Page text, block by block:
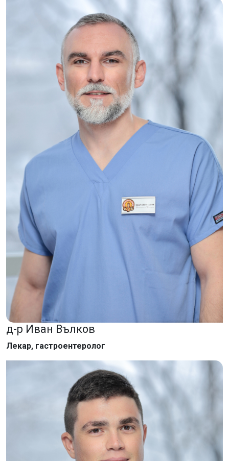
д-р Иван Вълков
Лекар, гастроентеролог